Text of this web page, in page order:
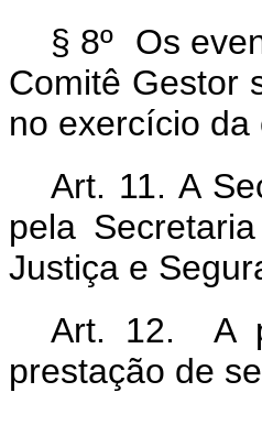
§ 8º Os
Comitê Gestor
no exercício da
Art. 11. A
pela
Justiça e
Art. 12. A
prestação de